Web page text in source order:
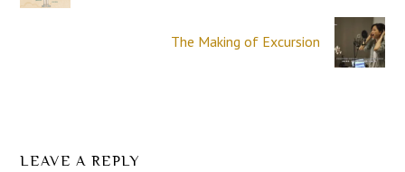
The Making of Excursion
LEAVE A REPLY